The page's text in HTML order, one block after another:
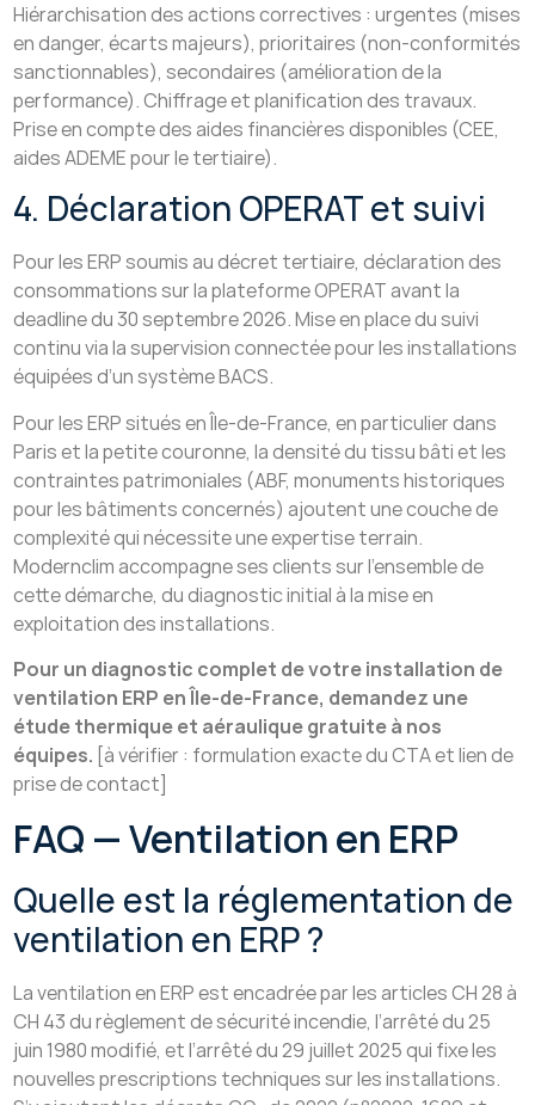
Hiérarchisation des actions correctives : urgentes (mises
en danger, écarts majeurs), prioritaires (non-conformités
sanctionnables), secondaires (amélioration de la
performance). Chiffrage et planification des travaux.
Prise en compte des aides financières disponibles (CEE,
aides ADEME pour le tertiaire).
4. Déclaration OPERAT et suivi
Pour les ERP soumis au décret tertiaire, déclaration des
consommations sur la plateforme OPERAT avant la
deadline du 30 septembre 2026. Mise en place du suivi
continu via la supervision connectée pour les installations
équipées d’un système BACS.
Pour les ERP situés en Île-de-France, en particulier dans
Paris et la petite couronne, la densité du tissu bâti et les
contraintes patrimoniales (ABF, monuments historiques
pour les bâtiments concernés) ajoutent une couche de
complexité qui nécessite une expertise terrain.
Modernclim accompagne ses clients sur l’ensemble de
cette démarche, du diagnostic initial à la mise en
exploitation des installations.
Pour un diagnostic complet de votre installation de
ventilation ERP en Île-de-France, demandez une
étude thermique et aéraulique gratuite à nos
équipes. [à vérifier : formulation exacte du CTA et lien de
prise de contact]
FAQ — Ventilation en ERP
Quelle est la réglementation de
ventilation en ERP ?
La ventilation en ERP est encadrée par les articles CH 28 à
CH 43 du règlement de sécurité incendie, l’arrêté du 25
juin 1980 modifié, et l’arrêté du 29 juillet 2025 qui fixe les
nouvelles prescriptions techniques sur les installations.